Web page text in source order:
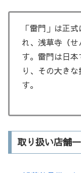
「雷門」は正
れ、浅草寺（
す。雷門は日
り、その大き
す。
取り扱い店舗